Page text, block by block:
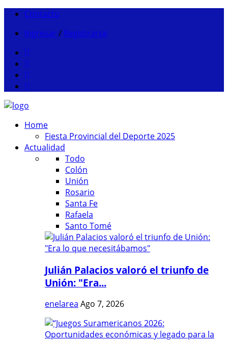
Contacto
Ingresar / Registrarse
Home
Fiesta Provincial del Deporte 2025
Actualidad
Todo
Colón
Unión
Rosario
Santa Fe
Rafaela
Santo Tomé
Julián Palacios valoró el triunfo de
Unión: "Era...
enelarea Ago 7, 2026